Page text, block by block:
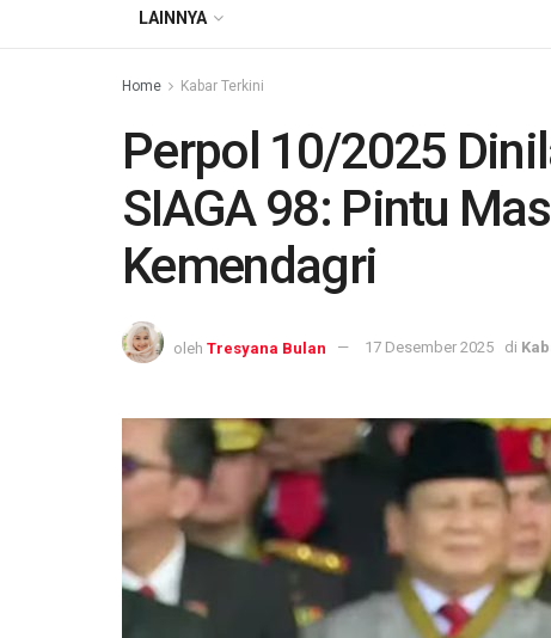
LAINNYA
Home Kabar Terkini
Perpol 10/2025
SIAGA 98: Pintu
Kemendagri
oleh Tresyana Bulan 17 Desember 2025 di